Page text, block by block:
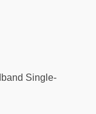
Single-